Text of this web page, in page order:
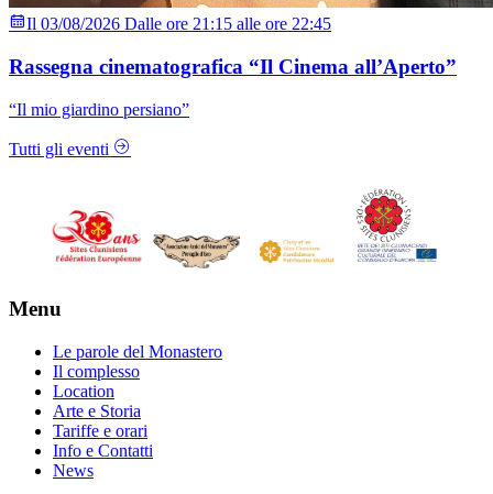
Il 03/08/2026 Dalle ore 21:15 alle ore 22:45
Rassegna cinematografica “Il Cinema all’Aperto”
“Il mio giardino persiano”
Tutti gli eventi
Menu
Le parole del Monastero
Il complesso
Location
Arte e Storia
Tariffe e orari
Info e Contatti
News